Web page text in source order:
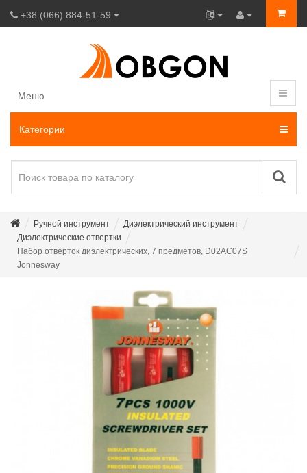
+38 (066) 884-51-59
Меню
Категории
Ручной инструмент
Диэлектрический инструмент
Диэлектрические отвертки
Набор отверток диэлектрических, 7 предметов, D02AC07S
Jonnesway